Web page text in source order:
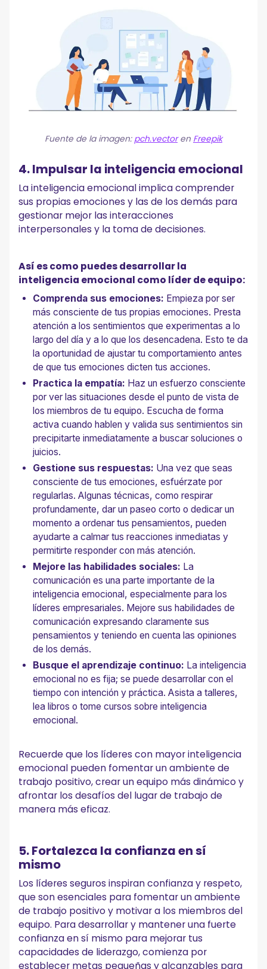
Fuente de la imagen: pch.vectoren Freepik
4. Impulsar la inteligencia emocional
La inteligencia emocional implica comprender
sus propias emociones y las de los demás para
gestionar mejor las interacciones
interpersonales y la toma de decisiones.
Así es como puedes desarrollar la
inteligencia emocional como líder de equipo:
Comprenda sus emociones: Empieza por ser
más consciente de tus propias emociones. Presta
atención a los sentimientos que experimentas a lo
largo del día y a lo que los desencadena. Esto te da
la oportunidad de ajustar tu comportamiento antes
de que tus emociones dicten tus acciones.
Practica la empatía: Haz un esfuerzo consciente
por ver las situaciones desde el punto de vista de
los miembros de tu equipo. Escucha de forma
activa cuando hablen y valida sus sentimientos sin
precipitarte inmediatamente a buscar soluciones o
juicios.
Gestione sus respuestas: Una vez que seas
consciente de tus emociones, esfuérzate por
regularlas. Algunas técnicas, como respirar
profundamente, dar un paseo corto o dedicar un
momento a ordenar tus pensamientos, pueden
ayudarte a calmar tus reacciones inmediatas y
permitirte responder con más atención.
Mejore las habilidades sociales: La
comunicación es una parte importante de la
inteligencia emocional, especialmente para los
líderes empresariales. Mejore sus habilidades de
comunicación expresando claramente sus
pensamientos y teniendo en cuenta las opiniones
de los demás.
Busque el aprendizaje continuo: La inteligencia
emocional no es fija; se puede desarrollar con el
tiempo con intención y práctica. Asista a talleres,
lea libros o tome cursos sobre inteligencia
emocional.
Recuerde que los líderes con mayor inteligencia
emocional pueden fomentar un ambiente de
trabajo positivo, crear un equipo más dinámico y
afrontar los desafíos del lugar de trabajo de
manera más eficaz.
5. Fortalezca la confianza en sí
mismo
Los líderes seguros inspiran confianza y respeto,
que son esenciales para fomentar un ambiente
de trabajo positivo y motivar a los miembros del
equipo. Para desarrollar y mantener una fuerte
confianza en sí mismo para mejorar tus
capacidades de liderazgo, comienza por
establecer metas pequeñas y alcanzables para